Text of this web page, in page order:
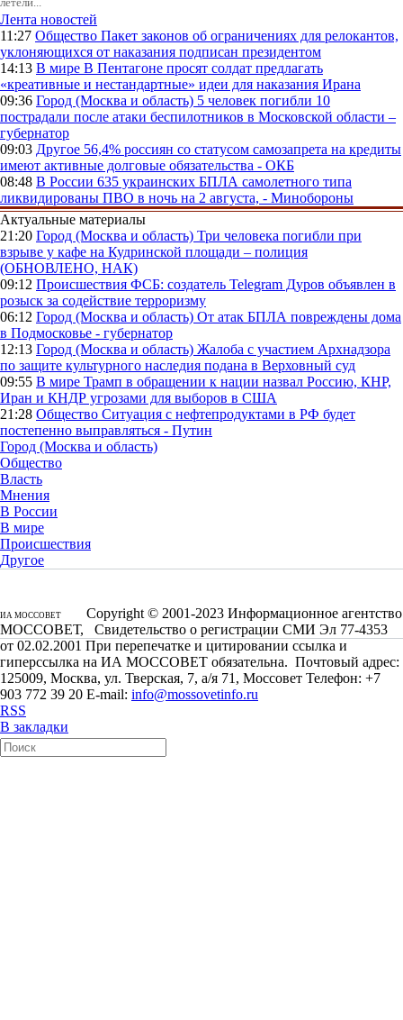
Лента новостей
11:27 Общество Пакет законов об ограничениях для релокантов,
уклоняющихся от наказания подписан президентом
14:13 В мире В Пентагоне просят солдат предлагать
«креативные и нестандартные» идеи для наказания Ирана
09:36 Город (Москва и область) 5 человек погибли 10
пострадали после атаки беспилотников в Московской области –
губернатор
09:03 Другое 56,4% россиян со статусом самозапрета на кредиты
имеют активные долговые обязательства - ОКБ
08:48 В России 635 украинских БПЛА самолетного типа
ликвидированы ПВО в ночь на 2 августа, - Минобороны
Актуальные материалы
21:20 Город (Москва и область) Три человека погибли при
взрыве у кафе на Кудринской площади – полиция
(ОБНОВЛЕНО, НАК)
09:12 Происшествия ФСБ: создатель Telegram Дуров объявлен в
розыск за содействие терроризму
06:12 Город (Москва и область) От атак БПЛА повреждены дома
в Подмосковье - губернатор
12:13 Город (Москва и область) Жалоба с участием Архнадзора
по защите культурного наследия подана в Верховный суд
09:55 В мире Трамп в обращении к нации назвал Россию, КНР,
Иран и КНДР угрозами для выборов в США
21:28 Общество Ситуация с нефтепродуктами в РФ будет
постепенно выправляться - Путин
Город (Москва и область)
Общество
Власть
Мнения
В России
В мире
Происшествия
Другое
ИА МОССОВЕТ
Copyright © 2001-2023 Информационное агентство
МОССОВЕТ, Свидетельство о регистрации СМИ Эл 77-4353
от 02.02.2001 При перепечатке и цитировании ссылка и
гиперссылка на ИА МОССОВЕТ обязательна. Почтовый адрес:
125009, Москва, ул. Тверская, 7, а/я 71, Моссовет Телефон: +7
903 772 39 20 E-mail: info@mossovetinfo.ru
RSS
В закладки